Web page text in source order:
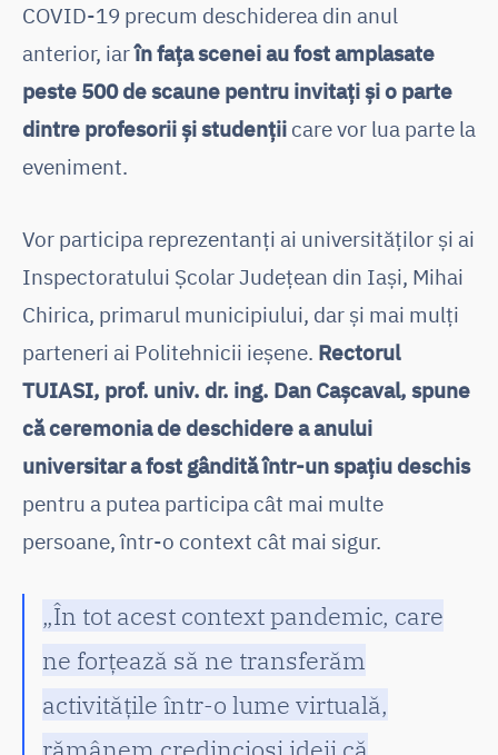
COVID-19 precum deschiderea din anul
anterior, iarîn fața scenei au fost amplasate
peste 500 de scaune pentru invitați și o parte
dintre profesorii și studenții care vor lua parte la
eveniment.
Vor participa reprezentanți ai universităților și ai
Inspectoratului Școlar Județean din Iași, Mihai
Chirica, primarul municipiului, dar și mai mulți
parteneri ai Politehnicii ieșene. Rectorul
TUIASI, prof. univ. dr. ing. Dan Cașcaval, spune
că ceremonia de deschidere a anului
universitar a fost gândită într-un spațiu deschis
pentru a putea participa cât mai multe
persoane, într-o context cât mai sigur.
„În tot acest context pandemic, care
ne forțează să ne transferăm
activitățile într-o lume virtuală,